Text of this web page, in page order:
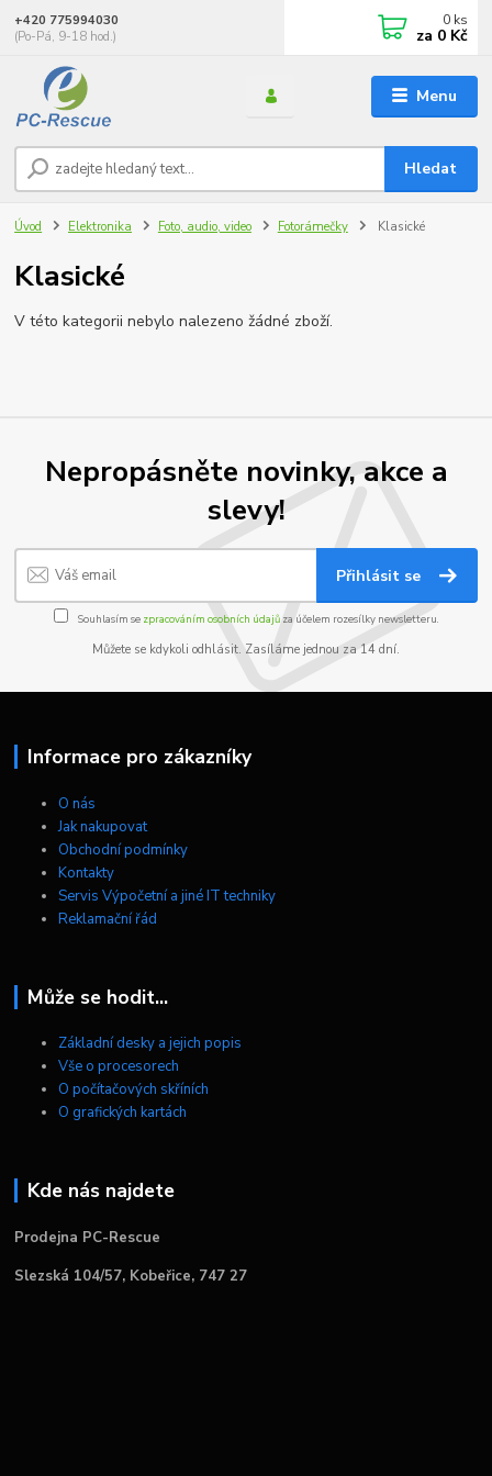
Menu
Hledat
+420 775994030
(Po-Pá, 9-18 hod.)
0 ks
za 0 Kč
Úvod Elektronika Foto, audio, video Fotorámečky Klasické
Klasické
V této kategorii nebylo nalezeno žádné zboží.
Nepropásněte novinky, akce a
slevy!
Přihlásit se
Souhlasím se zpracováním osobních údajůza účelem rozesílky newsletteru.
Můžete se kdykoli odhlásit. Zasíláme jednou za 14 dní.
Informace pro zákazníky
O nás
Jak nakupovat
Obchodní podmínky
Kontakty
Servis Výpočetní a jiné IT techniky
Reklamační řád
Může se hodit...
Základní desky a jejich popis
Vše o procesorech
O počítačových skříních
O grafických kartách
Kde nás najdete
Prodejna PC-Rescue
Slezská 104/57, Kobeřice, 747 27